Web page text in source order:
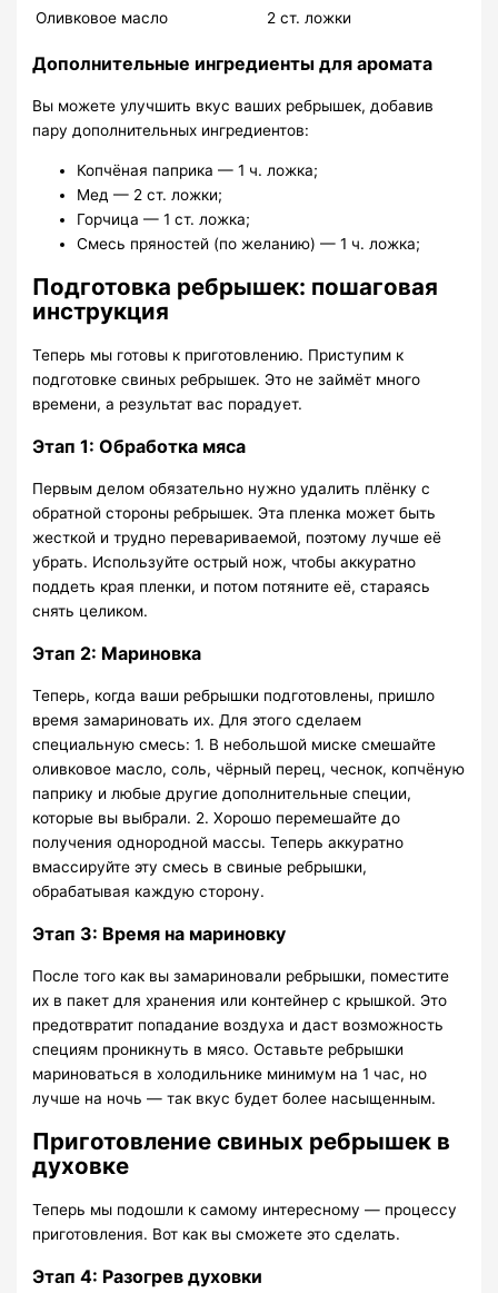
Оливковое масло
2 ст. ложки
Дополнительные ингредиенты для аромата
Вы можете улучшить вкус ваших ребрышек, добавив
пару дополнительных ингредиентов:
Копчёная паприка — 1 ч. ложка;
Мед — 2 ст. ложки;
Горчица — 1 ст. ложка;
Смесь пряностей (по желанию) — 1 ч. ложка;
Подготовка ребрышек: пошаговая
инструкция
Теперь мы готовы к приготовлению. Приступим к
подготовке свиных ребрышек. Это не займёт много
времени, а результат вас порадует.
Этап 1: Обработка мяса
Первым делом обязательно нужно удалить плёнку с
обратной стороны ребрышек. Эта пленка может быть
жесткой и трудно перевариваемой, поэтому лучше её
убрать. Используйте острый нож, чтобы аккуратно
поддеть края пленки, и потом потяните её, стараясь
снять целиком.
Этап 2: Мариновка
Теперь, когда ваши ребрышки подготовлены, пришло
время замариновать их. Для этого сделаем
специальную смесь: 1. В небольшой миске смешайте
оливковое масло, соль, чёрный перец, чеснок, копчёную
паприку и любые другие дополнительные специи,
которые вы выбрали. 2. Хорошо перемешайте до
получения однородной массы. Теперь аккуратно
вмассируйте эту смесь в свиные ребрышки,
обрабатывая каждую сторону.
Этап 3: Время на мариновку
После того как вы замариновали ребрышки, поместите
их в пакет для хранения или контейнер с крышкой. Это
предотвратит попадание воздуха и даст возможность
специям проникнуть в мясо. Оставьте ребрышки
мариноваться в холодильнике минимум на 1 час, но
лучше на ночь — так вкус будет более насыщенным.
Приготовление свиных ребрышек в
духовке
Теперь мы подошли к самому интересному — процессу
приготовления. Вот как вы сможете это сделать.
Этап 4: Разогрев духовки